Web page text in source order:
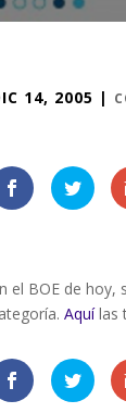
14, 2005 |
el BOE de hoy,
Aquílas